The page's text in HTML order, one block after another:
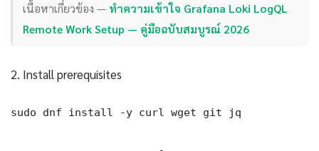
เนื้อหาเกี่ยวข้อง — ทำความเข้าใจ Grafana Loki LogQL
Remote Work Setup — คู่มือฉบับสมบูรณ์ 2026
2. Install prerequisites
sudo dnf install -y curl wget git jq